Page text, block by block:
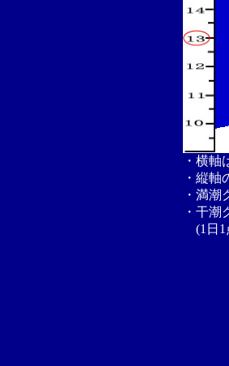
・横軸
・縦
・満
・干
(1日1